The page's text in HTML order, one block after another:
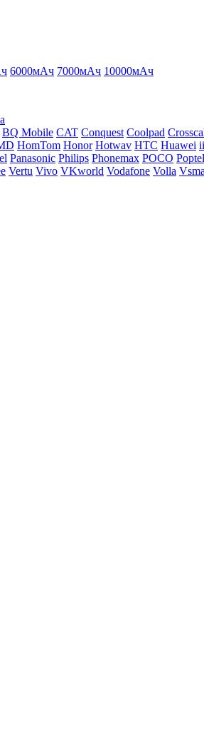
6000мАч 7000мАч 10000мАч
BQ Mobile CAT Conquest Coolpad
HomTom Honor Hotwav HTC Huawei
Panasonic Philips Phonemax POCO Poptel
Vertu Vivo VKworld Vodafone Volla